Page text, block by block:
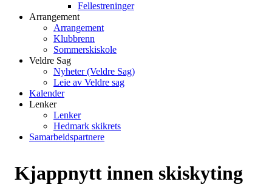
Fellestreninger
Arrangement
Arrangement
Klubbrenn
Sommerskiskole
Veldre Sag
Nyheter (Veldre Sag)
Leie av Veldre sag
Kalender
Lenker
Lenker
Hedmark skikrets
Samarbeidspartnere
Kjappnytt innen skiskyting